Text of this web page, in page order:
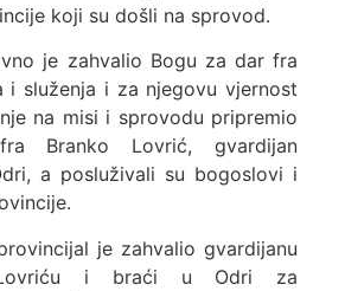
koji su došli na sprovod.
je zahvalio Bogu za dar fra
i služenja i za njegovu vjernost
na misi i sprovodu pripremio
Branko Lovrić, gvardijan
a posluživali su bogoslovi i
je zahvalio gvardijanu
i braći u Odri za